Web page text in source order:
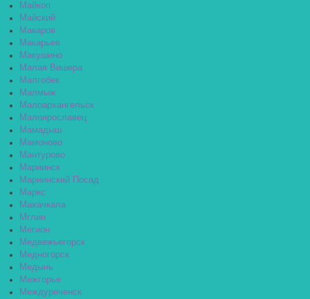
Майкоп
Майский
Макаров
Макарьев
Макушино
Малая Вишера
Малгобек
Малмыж
Малоархангельск
Малоярославец
Мамадыш
Мамоново
Мантурово
Мариинск
Мариинский Посад
Маркс
Махачкала
Мглин
Мегион
Медвежьегорск
Медногорск
Медынь
Межгорье
Междуреченск